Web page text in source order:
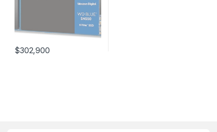
$302,900